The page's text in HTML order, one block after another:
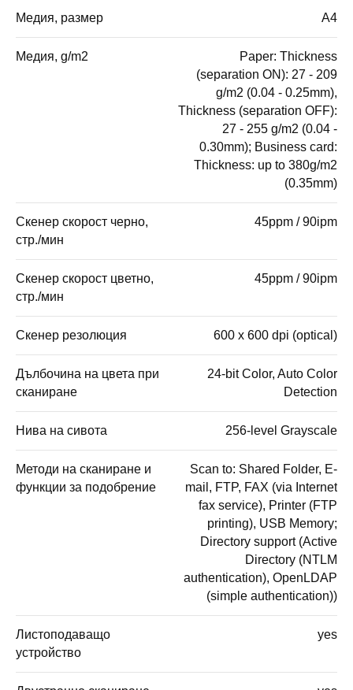
Медия, размер A4
Медия, g/m2
Paper: Thickness
(separation ON): 27 - 209
g/m2 (0.04 - 0.25mm),
Thickness (separation OFF):
27 - 255 g/m2 (0.04 -
0.30mm); Business card:
Thickness: up to 380g/m2
(0.35mm)
Скенер скорост черно,
стр./мин
45ppm / 90ipm
Скенер скорост цветно,
стр./мин
45ppm / 90ipm
Скенер резолюция 600 x 600 dpi (optical)
Дълбочина на цвета при
сканиране
24-bit Color, Auto Color
Detection
Нива на сивота 256-level Grayscale
Методи на сканиране и
функции за подобрение
Scan to: Shared Folder, E-
mail, FTP, FAX (via Internet
fax service), Printer (FTP
printing), USB Memory;
Directory support (Active
Directory (NTLM
authentication), OpenLDAP
(simple authentication))
Листоподаващо
устройство
yes